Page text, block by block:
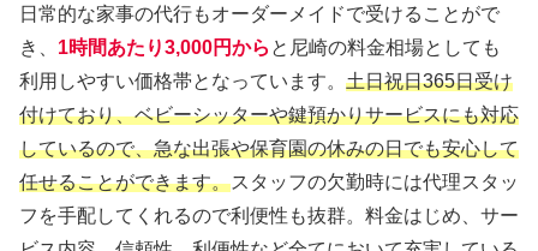
日常的な家事の代行もオーダーメイドで受けることがで
き、 1時間あたり3,000円から と尼崎の料金相場としても
利用しやすい価格帯となっています。 土日祝日365日受け
付けており、ベビーシッターや鍵預かりサービスにも対応
しているので、急な出張や保育園の休みの日でも安心して
任せることができます。スタッフの欠勤時には代理スタッ
フを手配してくれるので利便性も抜群。料金はじめ、サー